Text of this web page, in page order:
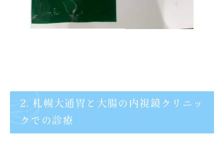
2. 札幌大通胃と大腸の内視鏡クリニッ
クでの診療